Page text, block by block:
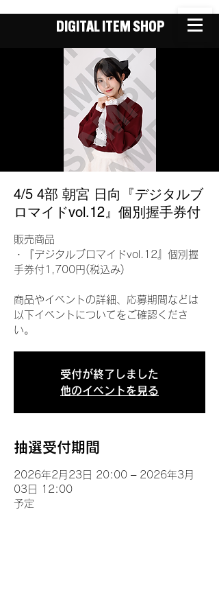
DIGITAL ITEM SHOP
4/5 4部 朝宮 日向『デジタルブ
ロマイドvol.12』個別握手券付
販売商品
・『デジタルブロマイドvol.12』個別握
手券付1,700円(税込み)
商品やイベントの詳細、応募期間などは
以下イベントについてをご確認くださ
い。
受付が終了しました
他のイベントを見る
抽選受付期間
2026年2月23日 20:00 – 2026年3月
03日 12:00
予定